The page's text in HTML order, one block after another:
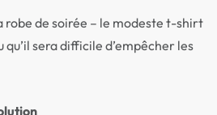
robe de soirée – le modeste t-shirt
qu’il sera difficile d’empêcher les